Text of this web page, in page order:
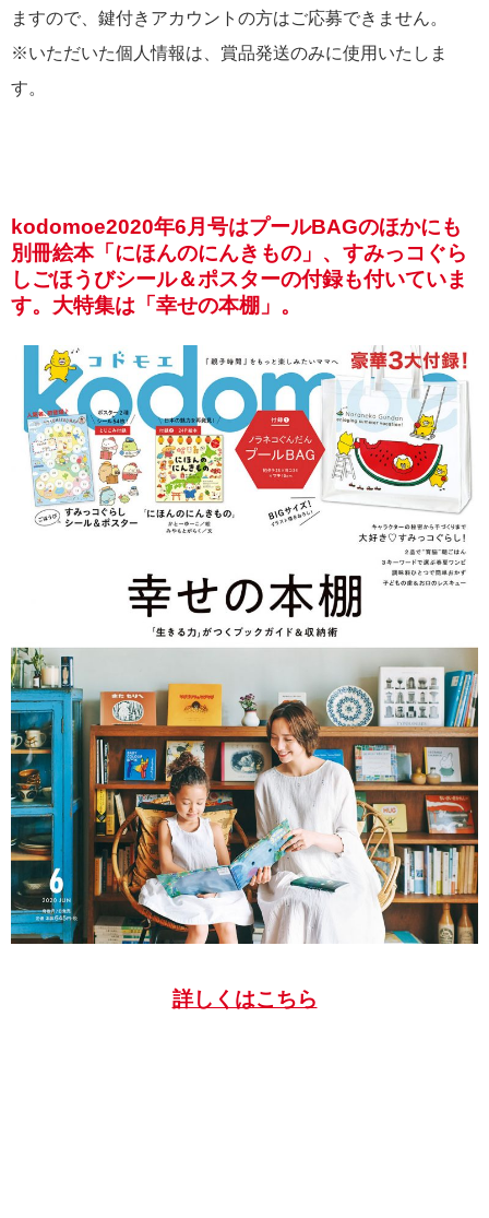
ますので、鍵付きアカウントの方はご応募できません。
※いただいた個人情報は、賞品発送のみに使用いたしま
す。
kodomoe2020年6月号はプールBAGのほかにも
別冊絵本「にほんのにんきもの」、すみっコぐら
しごほうびシール＆ポスターの付録も付いていま
す。大特集は「幸せの本棚」。
詳しくはこちら